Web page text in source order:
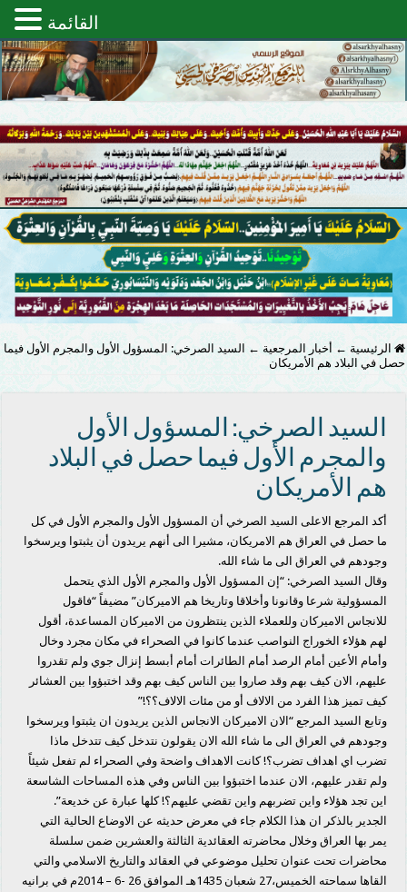
الرئيسية ← أخبار المرجعية ← السيد الصرخي: المسؤول الأول والمجرم الأول فيما
حصل في البلاد هم الأمريكان
السيد الصرخي: المسؤول الأول
والمجرم الأول فيما حصل في البلاد
هم الأمريكان
أكد المرجع الاعلى السيد الصرخي أن المسؤول الأول والمجرم الأول في كل
ما حصل في العراق هم الامريكان، مشيرا الى أنهم يريدون أن يثبتوا ويرسخوا
وجودهم في العراق الى ما شاء الله.
وقال السيد الصرخي: “إن المسؤول الأول والمجرم الأول الذي يتحمل
المسؤولية شرعا وقانونا وأخلاقا وتاريخا هم الاميركان” مضيفاً “فاقول
للانجاس الاميركان وللعملاء الذين ينتظرون من الاميركان المساعدة، أقول
لهم هؤلاء الخوراج النواصب عندما كانوا في الصحراء في مكان مجرد وخال
وأمام الأعين أمام الرصد أمام الطائرات أمام أبسط إنزال جوي ولم تقدروا
عليهم، الان كيف بهم وقد صاروا بين الناس كيف بهم وقد اختبؤوا بين العشائر
كيف تميز هذا الفرد من الالاف أو من مئات الالاف؟؟!”
وتابع السيد المرجع “الان الاميركان الانجاس الذين يريدون ان يثبتوا ويرسخوا
وجودهم في العراق الى ما شاء الله الان يقولون نتدخل كيف تتدخل ماذا
تضرب اي اهداف تضرب؟! كانت الاهداف واضحة وفي الصحراء لم تفعل شيئاً
ولم تقدر عليهم، الان عندما اختبؤوا بين الناس وفي هذه المساحات الشاسعة
اين تجد هؤلاء واين تضربهم واين تقضي عليهم؟! كلها عبارة عن خديعة”.
الجدير بالذكر ان هذا الكلام جاء في معرض حديثه عن الاوضاع الحالية التي
يمر بها العراق وخلال محاضرته العقائدية الثالثة والعشرين ضمن سلسلة
محاضرات تحت عنوان تحليل موضوعي في العقائد والتاريخ الاسلامي والتي
القاها سماحته الخميس،27 شعبان 1435هـ الموافق 26 -6 – 2014م في برانيه
القائمة